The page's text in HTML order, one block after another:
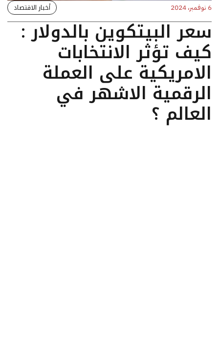
6 نوفمبر، 2024 أخبار الاقتصاد
سعر البيتكوين بالدولار :
كيف تؤثر الانتخابات
الامريكية على العملة
الرقمية الاشهر في
العالم ؟